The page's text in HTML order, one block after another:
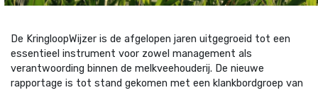
De KringloopWijzer is de afgelopen jaren uitgegroeid tot een
essentieel instrument voor zowel management als
verantwoording binnen de melkveehouderij. De nieuwe
rapportage is tot stand gekomen met een klankbordgroep van